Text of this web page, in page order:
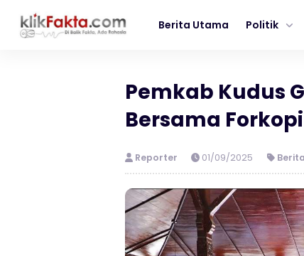
Berita Utama Politik
Pemkab Kudus
Bersama
Reporter 01/09/2025